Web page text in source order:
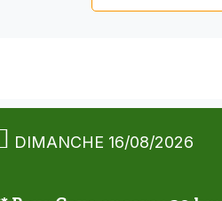
DIMANCHE 16/08/2026